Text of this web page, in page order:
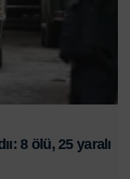
8 ölü, 25 yaralı